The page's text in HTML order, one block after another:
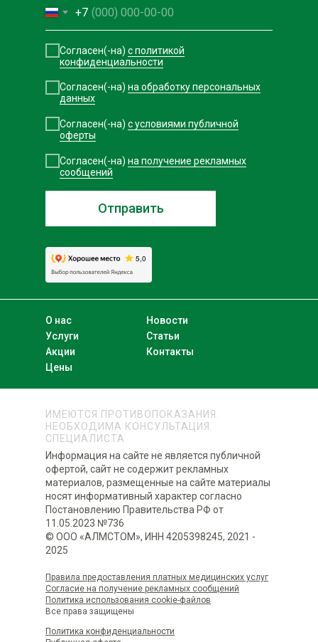
О нас
Услуги
Акции
Цены
Новости
+7
Согласен(-на) с политикой
конфиденциальности
Согласен(-на) на обработку персональных
данных
Согласен(-на) с условиями публичной
оферты
Согласен(-на) на получение рекламных
сообщений
Отправить
Статьи
Контакты
ИМЕЮТСЯ ПРОТИВОПОКАЗАНИЯ.
НЕОБХОДИМА КОНСУЛЬТАЦИЯ
СПЕЦИАЛИСТА
Правила предоставления платных медицинских услуг
Согласие на получение рекламных сообщений
Политика использования сookie-файлов
Все права защищены
Политика конфиденциальности
Информация на сайте не является публичной
офертой, сайт не содержит рекламных
материалов, размещенные на сайте материалы
носят информативный характер согласно
Постановлению Правительства РФ от
11.05.2023 №736
© ООО «АЛМСТОМ», ИНН 4205398245, 2021 -
2025